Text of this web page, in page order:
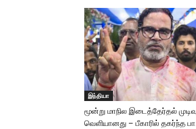
இந்தியா
மூன்று மாநில இடைத்தேர்தல்
வெளியானது – பீகாரில் தகர்ந்த